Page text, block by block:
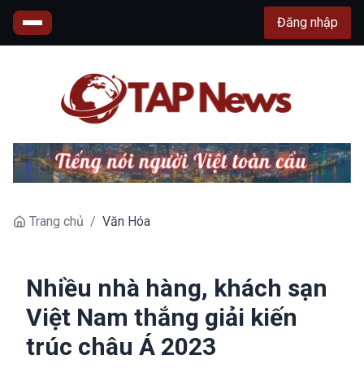
Đăng nhập
Trang chủ / Văn Hóa
Nhiều nhà hàng, khách sạn
Việt Nam thắng giải kiến
trúc châu Á 2023